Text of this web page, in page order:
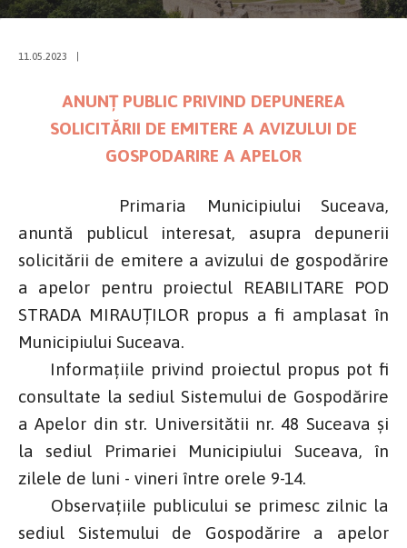
11.05.2023
ANUNȚ PUBLIC PRIVIND DEPUNEREA
SOLICITĂRII DE EMITERE A AVIZULUI DE
GOSPODARIRE A APELOR
Primaria Municipiului Suceava,
anuntă publicul interesat, asupra depunerii
solicitării de emitere a avizului de gospodărire
a apelor pentru proiectul REABILITARE POD
STRADA MIRAUȚILOR propus a fi amplasat în
Municipiului Suceava.
Informațiile privind proiectul propus pot fi
consultate la sediul Sistemului de Gospodărire
a Apelor din str. Universitătii nr. 48 Suceava și
la sediul Primariei Municipiului Suceava, în
zilele de luni - vineri între orele 9-14.
Observațiile publicului se primesc zilnic la
sediul Sistemului de Gospodărire a apelor